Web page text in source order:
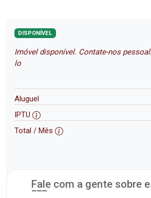
DISPONÍVEL
Imóvel disponível. Contate-nos
lo
Aluguel
IPTU
Total / Mês
Fale com a gente sobre